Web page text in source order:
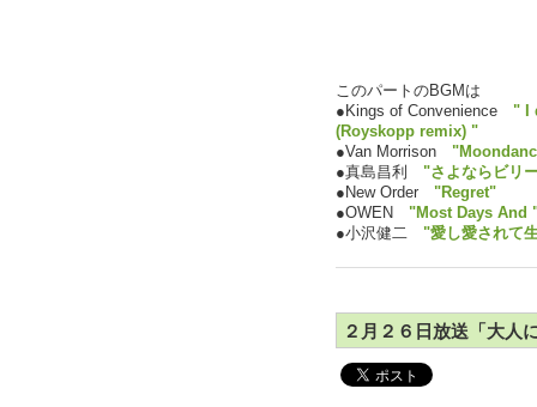
このパートのBGMは
●Kings of Convenience " I
(Royskopp remix) "
●Van Morrison
●真島昌利 "さよならビリ
●New Order "Regret"
●OWEN "Most Days And
●小沢健二 "愛し愛されて
２月２６日放送「大人